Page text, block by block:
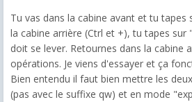
Tu vas dans la cabine avant et tu tapes
la cabine arrière (Ctrl et +), tu tapes sur
doit se lever. Retournes dans la cabine
opérations. Je viens d'essayer et ça
Bien entendu il faut bien mettre les
(pas avec le suffixe qw) et en mode